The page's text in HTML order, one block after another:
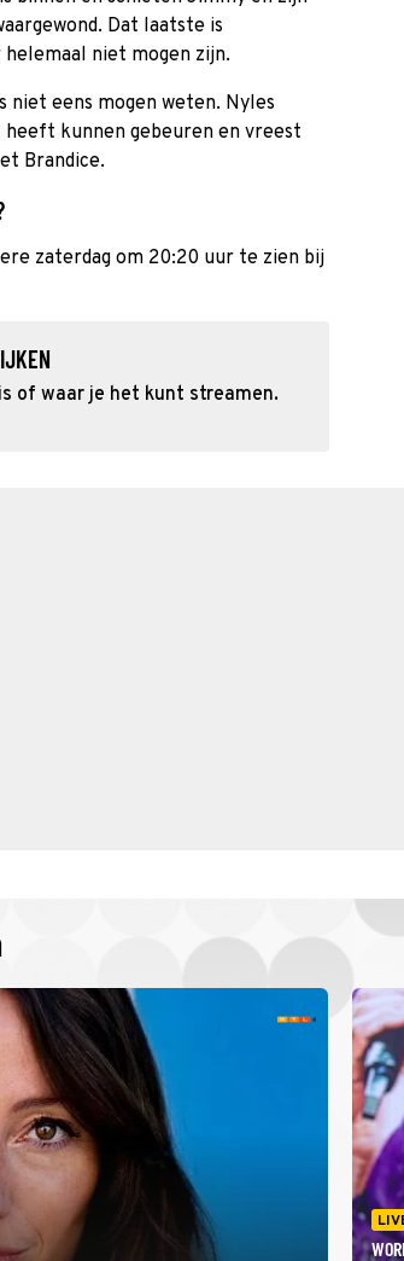
Dat laatste is
helemaal niet mogen zijn.
niet eens mogen weten. Nyles
kunnen gebeuren en vreest
Brandice.
zaterdag om 20:20 uur te zien bij
of waar je het kunt streamen.